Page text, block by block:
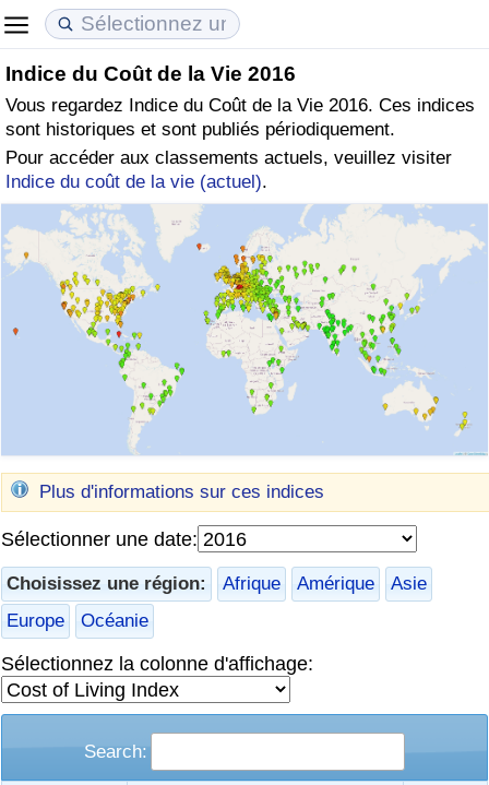
Indice du Coût de la Vie 2016
Vous regardez Indice du Coût de la Vie 2016. Ces indices
sont historiques et sont publiés périodiquement.
Pour accéder aux classements actuels, veuillez visiter
Indice du coût de la vie (actuel).
Plus d'informations sur ces indices
Sélectionner une date:
Choisissez une région: Afrique Amérique
Asie
Europe
Océanie
Sélectionnez la colonne d'affichage:
Search:
Coût de la vie
Indice du Coût de la Vie (Actuel)
Indice du Coût de la Vie
Indice du coût de la vie par pays
à Akaba
Prix de l'immobilier
Indice des Prix de l'immobilier (Actuel)
Indice des Prix de l'immobilier
Indice des Prix de l'immobilier par Pays
Qualité de Vie
Indice de Qualité de Vie
Indice de Qualité de Vie (Actuel)
Indice de qualité de vie par pays
Criminalité
Indice de Criminalité (Actuel)
Indice de Criminalité
Indice de criminalité par pays
Soins de santé
Indice des soins de santé (Actuel)
Indice des soins de santé
Indice des soins de santé par Pays
Pollution